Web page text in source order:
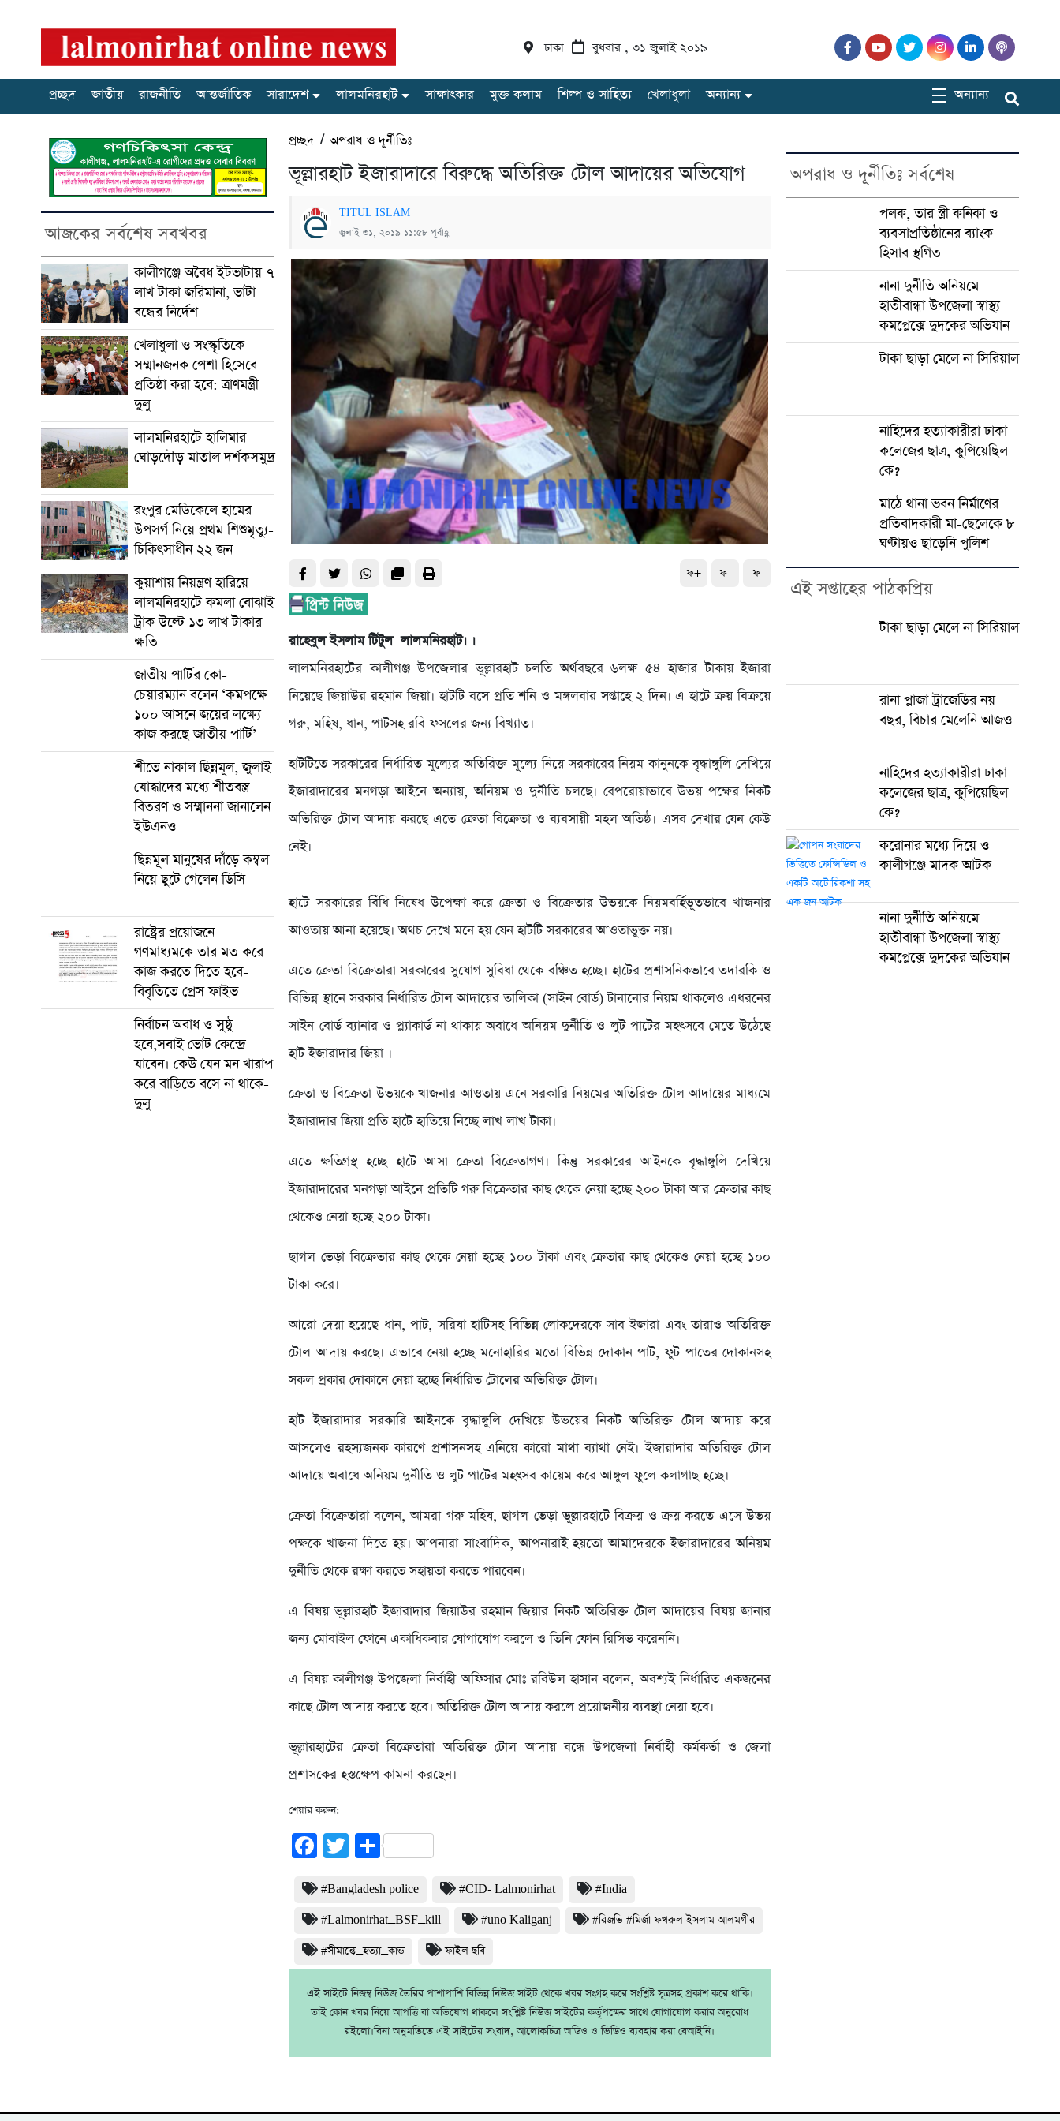
ঢাকা বুধবার , ৩১ জুলাই ২০১৯
প্রচ্ছদ জাতীয় রাজনীতি আন্তর্জাতিক সারাদেশ লালমনিরহাট সাক্ষাৎকার মুক্ত কলাম শিল্প ও সাহিত্য খেলাধুলা অন্যান্য অন্যান্য
আজকের সর্বশেষ সবখবর
কালীগঞ্জে অবৈধ ইটভাটায় ৭
লাখ টাকা জরিমানা, ভাটা
বন্ধের নির্দেশ
খেলাধুলা ও সংস্কৃতিকে
সম্মানজনক পেশা হিসেবে
প্রতিষ্ঠা করা হবে: ত্রাণমন্ত্রী
দুলু
লালমনিরহাটে হালিমার
ঘোড়দৌড় মাতাল দর্শকসমুদ্র
রংপুর মেডিকেলে হামের
উপসর্গ নিয়ে প্রথম শিশুমৃত্যু-
চিকিৎসাধীন ২২ জন
কুয়াশায় নিয়ন্ত্রণ হারিয়ে
লালমনিরহাটে কমলা বোঝাই
ট্রাক উল্টে ১৩ লাখ টাকার
ক্ষতি
জাতীয় পার্টির কো-
চেয়ারম্যান বলেন ‘কমপক্ষে
১০০ আসনে জয়ের লক্ষ্যে
কাজ করছে জাতীয় পার্টি’
শীতে নাকাল ছিন্নমূল, জুলাই
যোদ্ধাদের মধ্যে শীতবস্ত্র
বিতরণ ও সম্মাননা জানালেন
ইউএনও
ছিন্নমূল মানুষের দাঁড়ে কম্বল
নিয়ে ছুটে গেলেন ডিসি
রাষ্ট্রের প্রয়োজনে
গণমাধ্যমকে তার মত করে
কাজ করতে দিতে হবে-
বিবৃতিতে প্রেস ফাইভ
নির্বাচন অবাধ ও সুষ্ঠু
হবে,সবাই ভোট কেন্দ্রে
যাবেন। কেউ যেন মন খারাপ
করে বাড়িতে বসে না থাকে-
দুলু
প্রচ্ছদ/অপরাধ ও দূর্নীতিঃ
ভূল্লারহাট ইজারাদারে বিরুদ্ধে অতিরিক্ত টোল আদায়ের অভিযোগ
TITUL ISLAM
জুলাই ৩১, ২০১৯ ১১:৫৮ পূর্বাহ্ণ
ফ+ ফ- ফ
রাহেবুল ইসলাম টিটুল লালমনিরহাট। ।
লালমনিরহাটের কালীগঞ্জ উপজেলার ভূল্লারহাট চলতি অর্থবছরে ৬লক্ষ ৫৪ হাজার টাকায় ইজারা
নিয়েছে জিয়াউর রহমান জিয়া। হাটটি বসে প্রতি শনি ও মঙ্গলবার সপ্তাহে ২ দিন। এ হাটে ক্রয় বিক্রয়ে
গরু, মহিষ, ধান, পাটসহ রবি ফসলের জন্য বিখ্যাত।
হাটটিতে সরকারের নির্ধারিত মূল্যের অতিরিক্ত মূল্যে নিয়ে সরকারের নিয়ম কানুনকে বৃদ্ধাঙ্গুলি দেখিয়ে
ইজারাদারের মনগড়া আইনে অন্যায়, অনিয়ম ও দুর্নীতি চলছে। বেপরোয়াভাবে উভয় পক্ষের নিকট
অতিরিক্ত টোল আদায় করছে এতে ক্রেতা বিক্রেতা ও ব্যবসায়ী মহল অতিষ্ঠ। এসব দেখার যেন কেউ
নেই।
হাটে সরকারের বিঁধি নিষেধ উপেক্ষা করে ক্রেতা ও বিক্রেতার উভয়কে নিয়মবর্হিভূতভাবে খাজনার
আওতায় আনা হয়েছে। অথচ দেখে মনে হয় যেন হাটটি সরকারের আওতাভুক্ত নয়।
এতে ক্রেতা বিক্রেতারা সরকারের সুযোগ সুবিধা থেকে বঞ্চিত হচ্ছে। হাটের প্রশাসনিকভাবে তদারকি ও
বিভিন্ন স্থানে সরকার নির্ধারিত টোল আদায়ের তালিকা (সাইন বোর্ড) টানানোর নিয়ম থাকলেও এধরনের
সাইন বোর্ড ব্যানার ও প্ল্যাকার্ড না থাকায় অবাধে অনিয়ম দুর্নীতি ও লুট পাটের মহৎসবে মেতে উঠেছে
হাট ইজারাদার জিয়া ।
ক্রেতা ও বিক্রেতা উভয়কে খাজনার আওতায় এনে সরকারি নিয়মের অতিরিক্ত টোল আদায়ের মাধ্যমে
ইজারাদার জিয়া প্রতি হাটে হাতিয়ে নিচ্ছে লাখ লাখ টাকা।
এতে ক্ষতিগ্রস্থ হচ্ছে হাটে আসা ক্রেতা বিক্রেতাগণ। কিন্তু সরকারের আইনকে বৃদ্ধাঙ্গুলি দেখিয়ে
ইজারাদারের মনগড়া আইনে প্রতিটি গরু বিক্রেতার কাছ থেকে নেয়া হচ্ছে ২০০ টাকা আর ক্রেতার কাছ
থেকেও নেয়া হচ্ছে ২০০ টাকা।
ছাগল ভেড়া বিক্রেতার কাছ থেকে নেয়া হচ্ছে ১০০ টাকা এবং ক্রেতার কাছ থেকেও নেয়া হচ্ছে ১০০
টাকা করে।
আরো দেয়া হয়েছে ধান, পাট, সরিষা হাটিসহ বিভিন্ন লোকদেরকে সাব ইজারা এবং তারাও অতিরিক্ত
টোল আদায় করছে। এভাবে নেয়া হচ্ছে মনোহারির মতো বিভিন্ন দোকান পাট, ফুট পাতের দোকানসহ
সকল প্রকার দোকানে নেয়া হচ্ছে নির্ধারিত টোলের অতিরিক্ত টোল।
হাট ইজারাদার সরকারি আইনকে বৃদ্ধাঙ্গুলি দেখিয়ে উভয়ের নিকট অতিরিক্ত টোল আদায় করে
আসলেও রহস্যজনক কারণে প্রশাসনসহ এনিয়ে কারো মাথা ব্যাথা নেই। ইজারাদার অতিরিক্ত টোল
আদায়ে অবাধে অনিয়ম দুর্নীতি ও লুট পাটের মহৎসব কায়েম করে আঙ্গুল ফুলে কলাগাছ হচ্ছে।
ক্রেতা বিক্রেতারা বলেন, আমরা গরু মহিষ, ছাগল ভেড়া ভূল্লারহাটে বিক্রয় ও ক্রয় করতে এসে উভয়
পক্ষকে খাজনা দিতে হয়। আপনারা সাংবাদিক, আপনারাই হয়তো আমাদেরকে ইজারাদারের অনিয়ম
দুর্নীতি থেকে রক্ষা করতে সহায়তা করতে পারবেন।
এ বিষয় ভূল্লারহাট ইজারাদার জিয়াউর রহমান জিয়ার নিকট অতিরিক্ত টোল আদায়ের বিষয় জানার
জন্য মোবাইল ফোনে একাধিকবার যোগাযোগ করলে ও তিনি ফোন রিসিভ করেননি।
এ বিষয় কালীগঞ্জ উপজেলা নির্বাহী অফিসার মোঃ রবিউল হাসান বলেন, অবশ্যই নির্ধারিত একজনের
কাছে টোল আদায় করতে হবে। অতিরিক্ত টোল আদায় করলে প্রয়োজনীয় ব্যবস্থা নেয়া হবে।
ভূল্লারহাটের ক্রেতা বিক্রেতারা অতিরিক্ত টোল আদায় বন্ধে উপজেলা নির্বাহী কর্মকর্তা ও জেলা
প্রশাসকের হস্তক্ষেপ কামনা করছেন।
শেয়ার করুন:
Facebook
TwitterShare
#Bangladesh police #CID- Lalmonirhat #India
#Lalmonirhat_BSF_kill #uno Kaliganj #রিজভি #মির্জা ফখরুল ইসলাম আলমগীর
#সীমান্তে_হত্যা_কান্ড ফাইল ছবি
এই সাইটে নিজম্ব নিউজ তৈরির পাশাপাশি বিভিন্ন নিউজ সাইট থেকে খবর সংগ্রহ করে সংশ্লিষ্ট সূত্রসহ প্রকাশ করে থাকি।
তাই কোন খবর নিয়ে আপত্তি বা অভিযোগ থাকলে সংশ্লিষ্ট নিউজ সাইটের কর্তৃপক্ষের সাথে যোগাযোগ করার অনুরোধ
রইলো।বিনা অনুমতিতে এই সাইটের সংবাদ, আলোকচিত্র অডিও ও ভিডিও ব্যবহার করা বেআইনি।
অপরাধ ও দূর্নীতিঃ সর্বশেষ
পলক, তার স্ত্রী কনিকা ও
ব্যবসাপ্রতিষ্ঠানের ব্যাংক
হিসাব স্থগিত
নানা দুর্নীতি অনিয়মে
হাতীবান্ধা উপজেলা স্বাস্থ্য
কমপ্লেক্সে দুদকের অভিযান
টাকা ছাড়া মেলে না সিরিয়াল
নাহিদের হত্যাকারীরা ঢাকা
কলেজের ছাত্র, কুপিয়েছিল
কে?
মাঠে থানা ভবন নির্মাণের
প্রতিবাদকারী মা-ছেলেকে ৮
ঘণ্টায়ও ছাড়েনি পুলিশ
এই সপ্তাহের পাঠকপ্রিয়
টাকা ছাড়া মেলে না সিরিয়াল
রানা প্লাজা ট্রাজেডির নয়
বছর, বিচার মেলেনি আজও
নাহিদের হত্যাকারীরা ঢাকা
কলেজের ছাত্র, কুপিয়েছিল
কে?
করোনার মধ্যে দিয়ে ও
কালীগঞ্জে মাদক আটক
নানা দুর্নীতি অনিয়মে
হাতীবান্ধা উপজেলা স্বাস্থ্য
কমপ্লেক্সে দুদকের অভিযান